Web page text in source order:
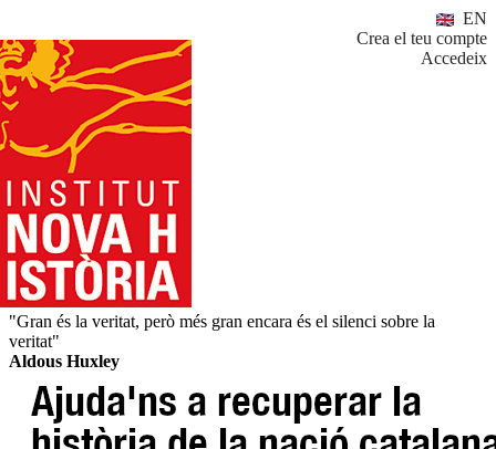
EN
Crea el teu compte
Accedeix
"Gran és la veritat, però més gran encara és el silenci sobre la
veritat"
Aldous Huxley